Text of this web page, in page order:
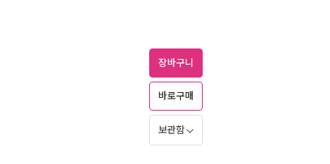
장바구니
바로구매
보관함